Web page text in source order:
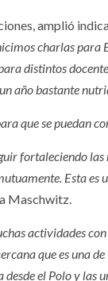
amplió
charlas para
distintos
año bastante
que se puedan
fortaleciendo
Esta es
Maschwitz.
actividades
que es una
desde el Polo y